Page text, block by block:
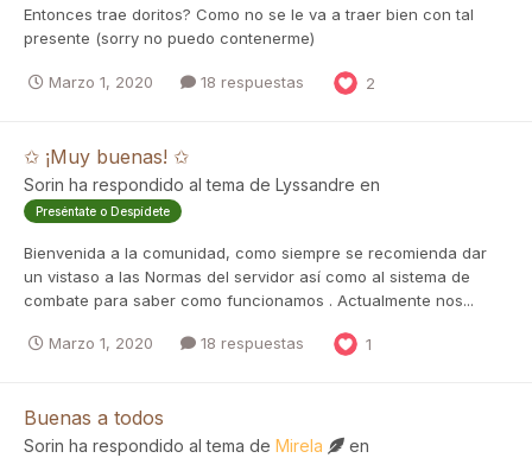
Entonces trae doritos? Como no se le va a traer bien con tal
presente (sorry no puedo contenerme)
Marzo 1, 2020 18 respuestas 2
✩ ¡Muy buenas! ✩
Sorin ha respondido al tema de Lyssandre en
Preséntate o Despídete
Bienvenida a la comunidad, como siempre se recomienda dar
un vistaso a las Normas del servidor así como al sistema de
combate para saber como funcionamos . Actualmente nos...
Marzo 1, 2020 18 respuestas 1
Buenas a todos
Sorin ha respondido al tema de Mirela en